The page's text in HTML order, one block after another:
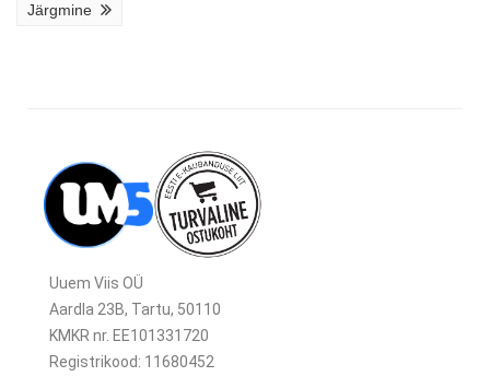
Järgmine
Uuem Viis OÜ
Aardla 23B, Tartu, 50110
KMKR nr. EE101331720
Registrikood: 11680452